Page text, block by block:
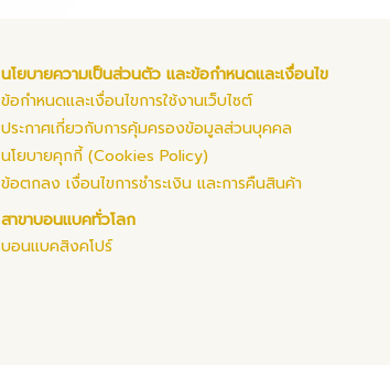
นโยบายความเป็นส่วนตัว และข้อกำหนดและเงื่อนไข
ข้อกำหนดและเงื่อนไขการใช้งานเว็บไซต์
ประกาศเกี่ยวกับการคุ้มครองข้อมูลส่วนบุคคล
นโยบายคุกกี้ (Cookies Policy)
ข้อตกลง เงื่อนไขการชำระเงิน และการคืนสินค้า
สาขาบอนแบคทั่วโลก
บอนแบคสิงคโปร์